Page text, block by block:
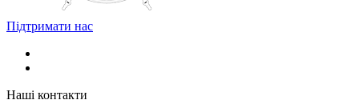
Підтримати нас
Наші контакти